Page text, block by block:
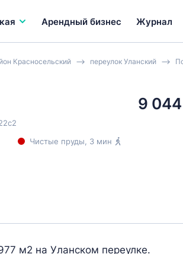
Арендный бизнес Журнал
Красносельский переулок Уланский
22с2
Чистые пруды , 3 мин
9
м2 на Уланском переулке.